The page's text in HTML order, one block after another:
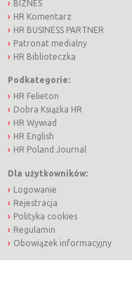
BIZNES
HR Komentarz
HR BUSINESS PARTNER
Patronat medialny
HR Biblioteczka
Podkategorie:
HR Felieton
Dobra Książka HR
HR Wywiad
HR English
HR Poland Journal
Dla użytkowników:
Logowanie
Rejestracja
Polityka cookies
Regulamin
Obowiązek informacyjny